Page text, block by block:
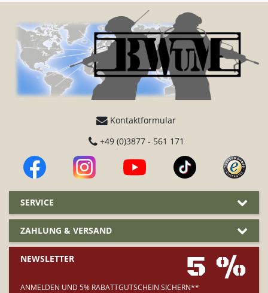
Kontaktformular
+49 (0)3877 - 561 171
SERVICE
ZAHLUNG & VERSAND
NEWSLETTER 5 %
ANMELDEN UND 5% RABATTGUTSCHEIN SICHERN**